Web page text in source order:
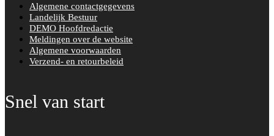
Algemene contactgegevens
Landelijk Bestuur
DEMO Hoofdredactie
Meldingen over de website
Algemene voorwaarden
Verzend- en retourbeleid
Snel van start